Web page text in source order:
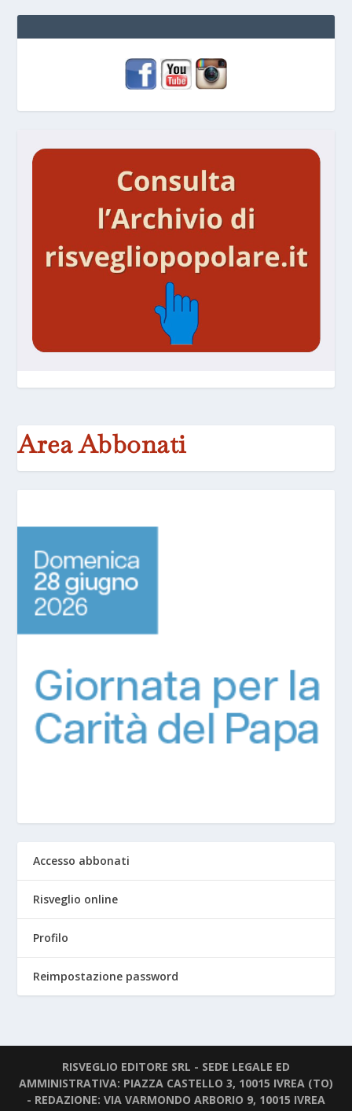
Area Abbonati
Accesso abbonati
Risveglio online
Profilo
Reimpostazione password
RISVEGLIO EDITORE SRL - SEDE LEGALE ED
AMMINISTRATIVA: PIAZZA CASTELLO 3, 10015 IVREA (TO)
- REDAZIONE: VIA VARMONDO ARBORIO 9, 10015 IVREA